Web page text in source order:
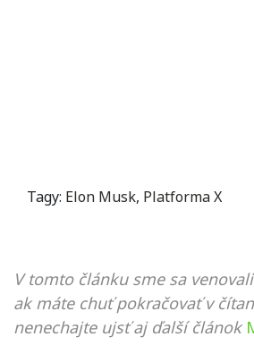
Tagy: Elon Musk, Platforma X
V tomto článku sme sa
ak máte chuť pokračovať v
nenechajte ujsť aj ďalší článok